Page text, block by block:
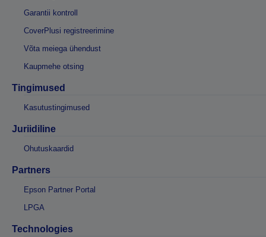
Garantii kontroll
CoverPlusi registreerimine
Võta meiega ühendust
Kaupmehe otsing
Tingimused
Kasutustingimused
Juriidiline
Ohutuskaardid
Partners
Epson Partner Portal
LPGA
Technologies